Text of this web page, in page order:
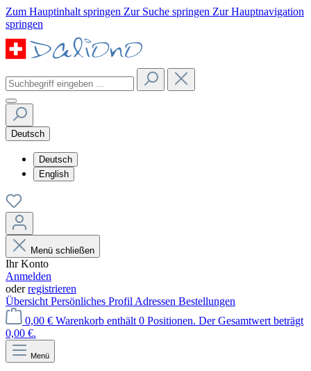
Zum Hauptinhalt springen Zur Suche springen Zur Hauptnavigation
springen
Deutsch
Deutsch
English
Menü schließen
Ihr Konto
Anmelden
oderregistrieren
Übersicht Persönliches Profil Adressen Bestellungen
0,00 € Warenkorb enthält 0 Positionen. Der Gesamtwert beträgt
0,00 €.
Menü